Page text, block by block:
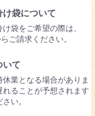
袋について
袋をご希望の際は、
ご請求ください。
いて
業となる場合がありま
ることが予想されます
い。